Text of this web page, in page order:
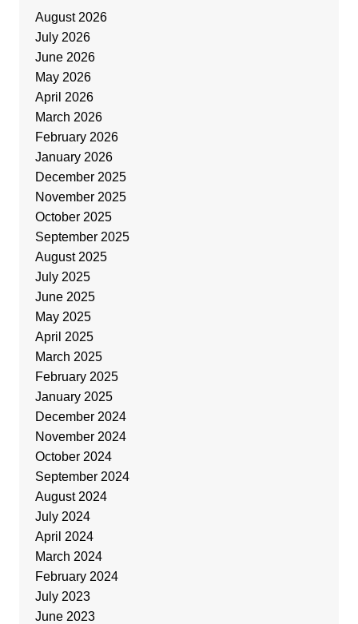
August 2026
July 2026
June 2026
May 2026
April 2026
March 2026
February 2026
January 2026
December 2025
November 2025
October 2025
September 2025
August 2025
July 2025
June 2025
May 2025
April 2025
March 2025
February 2025
January 2025
December 2024
November 2024
October 2024
September 2024
August 2024
July 2024
April 2024
March 2024
February 2024
July 2023
June 2023